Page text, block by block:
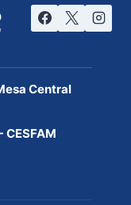
Central
CESFAM